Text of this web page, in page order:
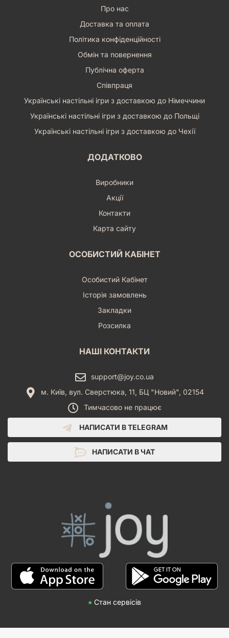
Про нас
Доставка та оплата
Політика конфіденційності
Обмін та повернення
Публічна оферта
Співпраця
Українські настільні ігри з доставкою до Німеччини
Українські настільні ігри з доставкою до Польщі
Українські настільні ігри з доставкою до Чехії
ДОДАТКОВО
Виробники
Акції
Контакти
Карта сайту
ОСОБИСТИЙ КАБІНЕТ
Особистий Кабінет
Історія замовлень
Закладки
Розсилка
НАШІ КОНТАКТИ
support@joy.co.ua
м. Київ, вул. Сверстюка, 11, БЦ "Новий", 02154
Тимчасово не працює
НАПИСАТИ В TELEGRAM
НАПИСАТИ В ЧАТ
● Стан сервісів